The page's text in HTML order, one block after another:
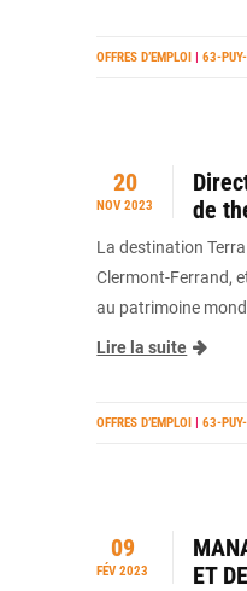
OFFRES D’EMPLOI | 63-
20
NOV 2023
de
La destination
Clermont-Ferrand,
au patrimoine
Lire la suite
OFFRES D’EMPLOI | 63-
09
FÉV 2023
ET